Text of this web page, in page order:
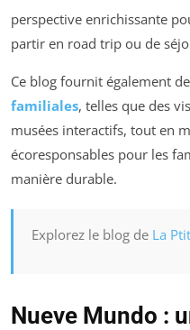
perspective enrichissante
partir en road trip ou de
Ce blog fournit également
familiales, telles que des
musées interactifs, tout en
écoresponsables pour les
manière durable.
Explorez le blog de La
Nueve Mundo :